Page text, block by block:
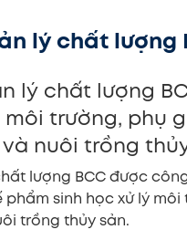
lý chất lượng
lý chất lượng
môi trường, phụ
nuôi trồng
lượng BCC được
sinh học xử lý
trồng thủy sản.